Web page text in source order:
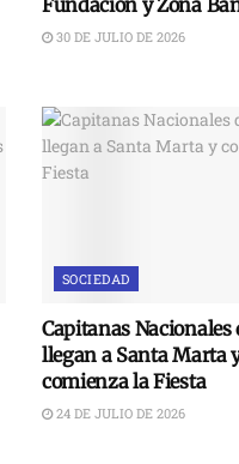
Fundación y Zona
30 DE JULIO DE 2026
SOCIEDAD
Capitanas Nacionales
llegan a Santa Marta
comienza la Fiesta
24 DE JULIO DE 2026